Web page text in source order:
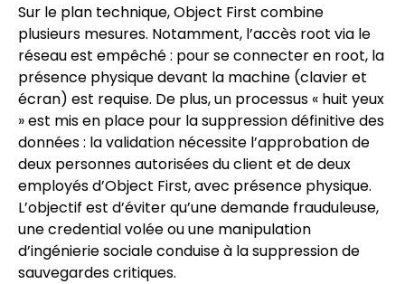
Sur le plan technique, Object First combine
plusieurs mesures. Notamment, l’accès root via le
réseau est empêché : pour se connecter en root, la
présence physique devant la machine (clavier et
écran) est requise. De plus, un processus « huit yeux
» est mis en place pour la suppression définitive des
données : la validation nécessite l’approbation de
deux personnes autorisées du client et de deux
employés d’Object First, avec présence physique.
L’objectif est d’éviter qu’une demande frauduleuse,
une credential volée ou une manipulation
d’ingénierie sociale conduise à la suppression de
sauvegardes critiques.